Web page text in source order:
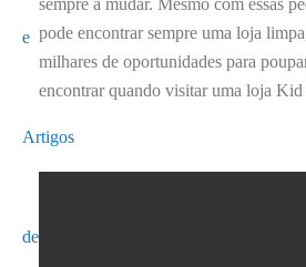
sempre a mudar. Mesmo com essas
pode encontrar sempre uma loja
milhares de oportunidades para
encontrar quando visitar uma loja